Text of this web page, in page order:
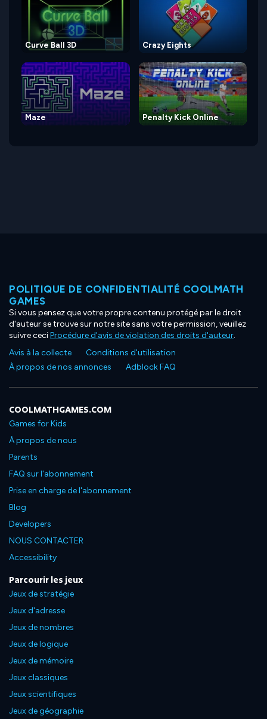
Curve Ball 3D Crazy Eights
Maze Penalty Kick Online
POLITIQUE DE CONFIDENTIALITÉ COOLMATH
GAMES
Si vous pensez que votre propre contenu protégé par le droit
d'auteur se trouve sur notre site sans votre permission, veuillez
suivre ceciProcédure d'avis de violation des droits d'auteur.
Avis à la collecte
Conditions d'utilisation
À propos de nos annonces
Adblock FAQ
COOLMATHGAMES.COM
Games for Kids
À propos de nous
Parents
FAQ sur l'abonnement
Prise en charge de l'abonnement
Blog
Developers
NOUS CONTACTER
Accessibility
Parcourir les jeux
Jeux de stratégie
Jeux d'adresse
Jeux de nombres
Jeux de logique
Jeux de mémoire
Jeux classiques
Jeux scientifiques
Jeux de géographie